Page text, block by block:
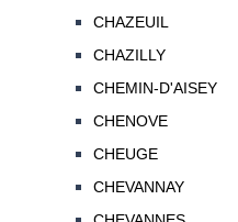
CHAZEUIL
CHAZILLY
CHEMIN-D'AISEY
CHENOVE
CHEUGE
CHEVANNAY